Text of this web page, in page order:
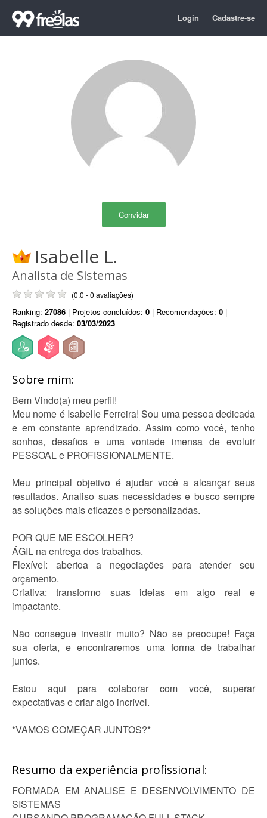
Login Cadastre-se
Convidar
Isabelle L.
Analista de Sistemas
(0.0 - 0 avaliações)
Ranking: 27086 | Projetos concluídos: 0 | Recomendações: 0 |
Registrado desde: 03/03/2023
Sobre mim:
Bem Vindo(a) meu perfil!
Meu nome é Isabelle Ferreira! Sou uma pessoa dedicada
e em constante aprendizado. Assim como você, tenho
sonhos, desafios e uma vontade imensa de evoluir
PESSOAL e PROFISSIONALMENTE.
Meu principal objetivo é ajudar você a alcançar seus
resultados. Analiso suas necessidades e busco sempre
as soluções mais eficazes e personalizadas.
POR QUE ME ESCOLHER?
ÁGIL na entrega dos trabalhos.
Flexível: abertoa a negociações para atender seu
orçamento.
Criativa: transformo suas ideias em algo real e
impactante.
Não consegue investir muito? Não se preocupe! Faça
sua oferta, e encontraremos uma forma de trabalhar
juntos.
Estou aqui para colaborar com você, superar
expectativas e criar algo incrível.
*VAMOS COMEÇAR JUNTOS?*
Resumo da experiência profissional:
FORMADA EM ANALISE E DESENVOLVIMENTO DE
SISTEMAS